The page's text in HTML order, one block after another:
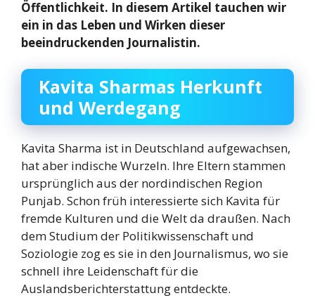
Öffentlichkeit. In diesem Artikel tauchen wir
ein in das Leben und Wirken dieser
beeindruckenden Journalistin.
Kavita Sharmas Herkunft
und Werdegang
Kavita Sharma ist in Deutschland aufgewachsen,
hat aber indische Wurzeln. Ihre Eltern stammen
ursprünglich aus der nordindischen Region
Punjab. Schon früh interessierte sich Kavita für
fremde Kulturen und die Welt da draußen. Nach
dem Studium der Politikwissenschaft und
Soziologie zog es sie in den Journalismus, wo sie
schnell ihre Leidenschaft für die
Auslandsberichterstattung entdeckte.